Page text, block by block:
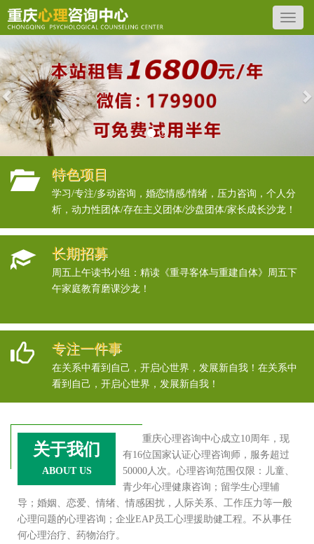
Previous
特色项目
学习/专注/多动咨询，婚恋情感/情绪，压力咨询，个人分
析，动力性团体/存在主义团体/沙盘团体/家长成长沙龙！
长期招募
周五上午读书小组：精读《重寻客体与重建自体》周五下
午家庭教育磨课沙龙！
专注一件事
在关系中看到自己，开启心世界，发展新自我！在关系中
看到自己，开启心世界，发展新自我！
关于我们
ABOUT US
重庆心理咨询中心成立10周年，现
有16位国家认证心理咨询师，服务超过
50000人次。心理咨询范围仅限：儿童、
青少年心理健康咨询；留学生心理辅
导；婚姻、恋爱、情绪、情感困扰，人际关系、工作压力等一般
心理问题的心理咨询；企业EAP员工心理援助健工程。不从事任
何心理治疗、药物治疗。